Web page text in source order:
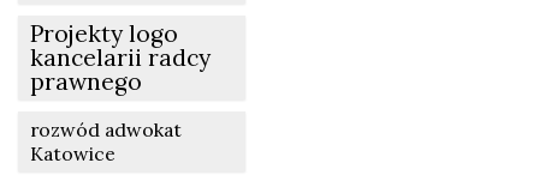
Projekty logo
kancelarii radcy
prawnego
rozwód adwokat
Katowice